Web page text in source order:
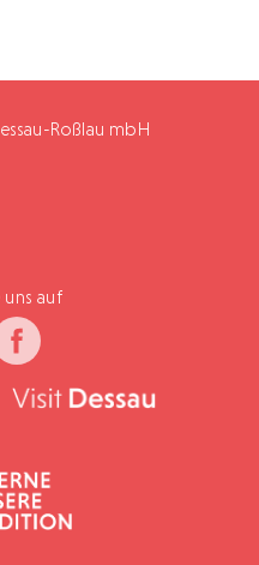
Roßlau mbH
uns auf